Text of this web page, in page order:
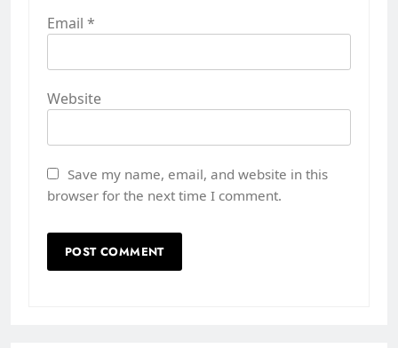
Email *
Website
Save my name, email, and website in this
browser for the next time I comment.